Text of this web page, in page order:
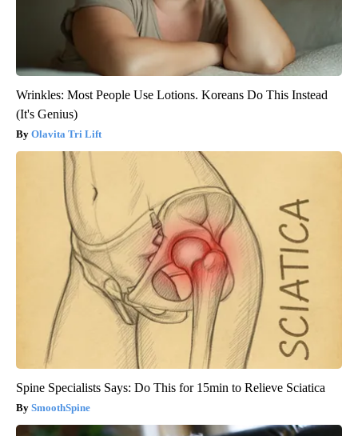
Wrinkles: Most People Use Lotions. Koreans Do This Instead
(It's Genius)
Olavita Tri Lift
Spine Specialists Says: Do This for 15min to Relieve Sciatica
SmoothSpine